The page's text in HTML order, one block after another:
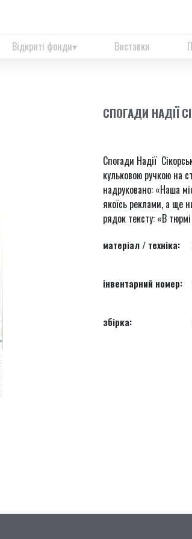
Відкриті фонди Виставки
СПОГАДИ НАДІЇ
Спогади Надії
кульковою ручкою на
надруковано: «Наша
якоїсь реклами, а ще
рядок тексту: «В
матеріал / техніка:
інвентарний номер:
збірка: